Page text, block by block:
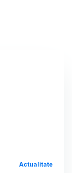
Actualitate